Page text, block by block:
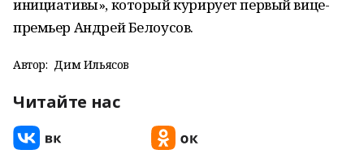
инициативы», который курирует первый вице-
премьер Андрей Белоусов.
Автор: Дим Ильясов
Читайте нас